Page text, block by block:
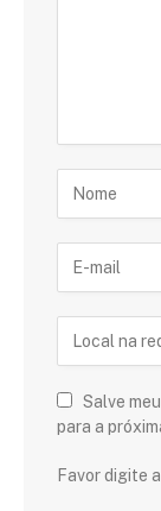
Salve
para a
Favor digite